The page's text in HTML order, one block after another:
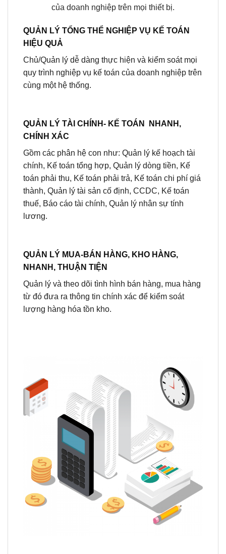
của doanh nghiệp trên mọi thiết bị.
QUẢN LÝ TỔNG THỂ NGHIỆP VỤ KẾ TOÁN
HIỆU QUẢ
Chủ/Quản lý dễ dàng thực hiện và kiểm soát mọi
quy trình nghiệp vụ kế toán của doanh nghiệp trên
cùng một hệ thống.
QUẢN LÝ TÀI CHÍNH- KẾ TOÁN NHANH,
CHÍNH XÁC
Gồm các phân hệ con như: Quản lý kế hoạch tài
chính, Kế toán tổng hợp, Quản lý dòng tiền, Kế
toán phải thu, Kế toán phải trả, Kế toán chi phí giá
thành, Quản lý tài sản cố định, CCDC, Kế toán
thuế, Báo cáo tài chính, Quản lý nhân sự tính
lương.
QUẢN LÝ MUA-BÁN HÀNG, KHO HÀNG,
NHANH, THUẬN TIỆN
Quản lý và theo dõi tình hình bán hàng, mua hàng
từ đó đưa ra thông tin chính xác để kiểm soát
lượng hàng hóa tồn kho.